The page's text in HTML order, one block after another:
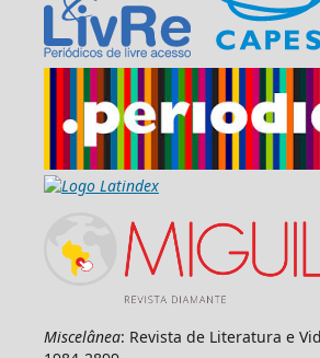
Miscelânea: Revista de Literatura e